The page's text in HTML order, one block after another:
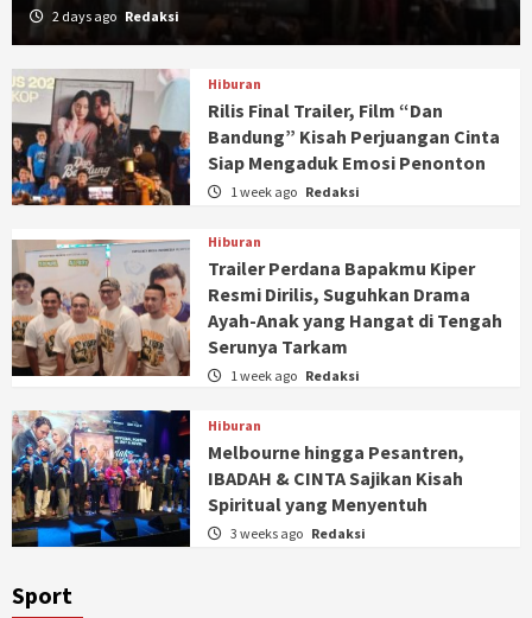
2 days ago Redaksi
Hiburan
Rilis Final Trailer, Film “Dan
Bandung” Kisah Perjuangan Cinta
Siap Mengaduk Emosi Penonton
1 week ago Redaksi
Hiburan
Trailer Perdana Bapakmu Kiper
Resmi Dirilis, Suguhkan Drama
Ayah-Anak yang Hangat di Tengah
Serunya Tarkam
1 week ago Redaksi
Hiburan
Melbourne hingga Pesantren,
IBADAH & CINTA Sajikan Kisah
Spiritual yang Menyentuh
3 weeks ago Redaksi
Sport